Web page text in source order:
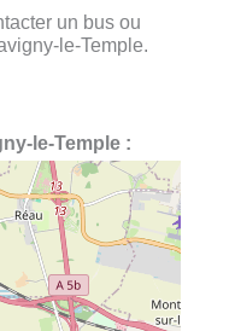
un bus ou
le-Temple.
le-Temple :